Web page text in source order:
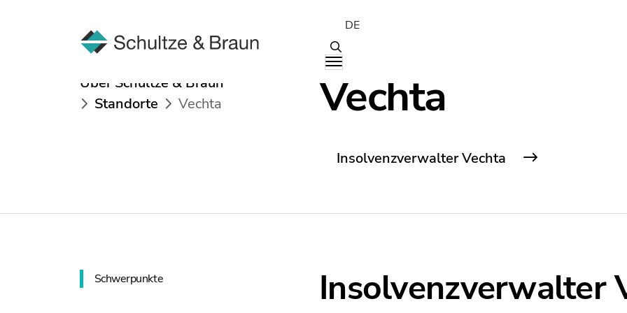
DE
Über Schultze & Braun
Standorte
Vechta Vechta
Insolvenzverwalter Vechta
Schwerpunkte Insolvenzverwalter